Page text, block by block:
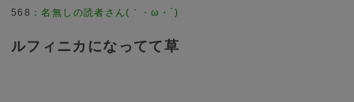
568 ：名無しの読者さん(｀・ω・´)
ルフィニカになってて草